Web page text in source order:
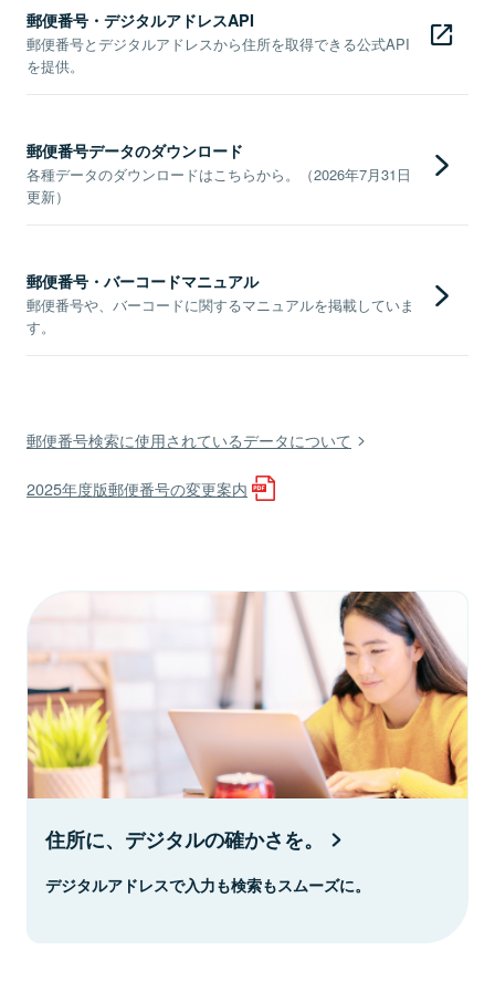
郵便番号・デジタルアドレスAPI
郵便番号とデジタルアドレスから住所を取得できる公式API
を提供。
郵便番号データのダウンロード
各種データのダウンロードはこちらから。（2026年7月31日
更新）
郵便番号・バーコードマニュアル
郵便番号や、バーコードに関するマニュアルを掲載していま
す。
郵便番号検索に使用されているデータについて
2025年度版郵便番号の変更案内
住所に、デジタルの確かさを。
デジタルアドレスで入力も検索もスムーズに。